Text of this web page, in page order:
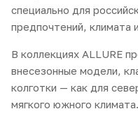
специально для
предпочтений, климата
В коллекциях ALLURE
внесезонные модели,
колготки — как для
мягкого южного климата.